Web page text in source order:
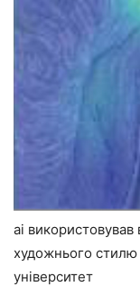
ai
художнього стилю
університет